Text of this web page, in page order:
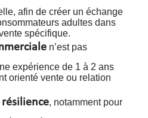
afin de créer un échange
adultes dans
spécifique.
n’est pas
expérience de 1 à 2 ans
orienté vente ou relation
, notamment pour